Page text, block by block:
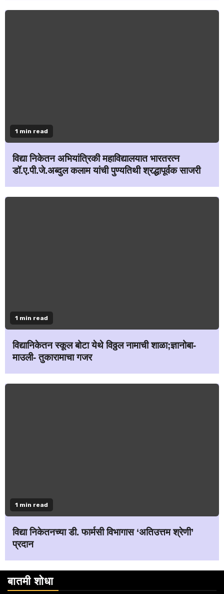
1 min read
विद्या निकेतन अभियांत्रिकी महाविद्यालयात भारतरत्न
डॉ.ए.पी.जे.अब्दुल कलाम यांची पुण्यतिथी श्रद्धापूर्वक साजरी
1 min read
विद्यानिकेतन स्कूल बोटा येथे विठ्ठल नामाची शाळा;ज्ञानोबा-
माउली- तुकारामाचा गजर
1 min read
विद्या निकेतनच्या डी. फार्मसी विभागास ‘अतिउत्तम श्रेणी’
प्रदान
बातमी शोधा